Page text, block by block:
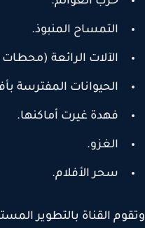
التمساح المنبوذ.
الآلات الرائعة (محطات
الحيوانات المفترسة
فهدة غيرت أماكنها.
الغزو.
سحر الأفلام.
القناة بالتطوير